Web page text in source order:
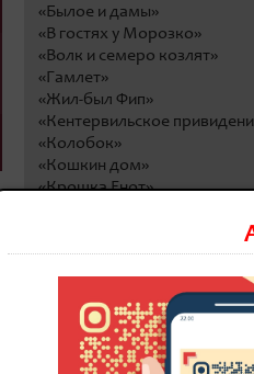
«Былое и дамы»
«В гостях у Морозко»
«Волк и семеро козлят»
«Гамлет»
«Жил-был Фип»
«Кентервильское
«Колобок»
«Кошкин дом»
«Крошка Енот»
«Новый год в замочной
«Новый год в театре кукол»
«Похороните меня за
«Прометей»
«Про Петрушку»
«Про Ежика и Медвежонка»